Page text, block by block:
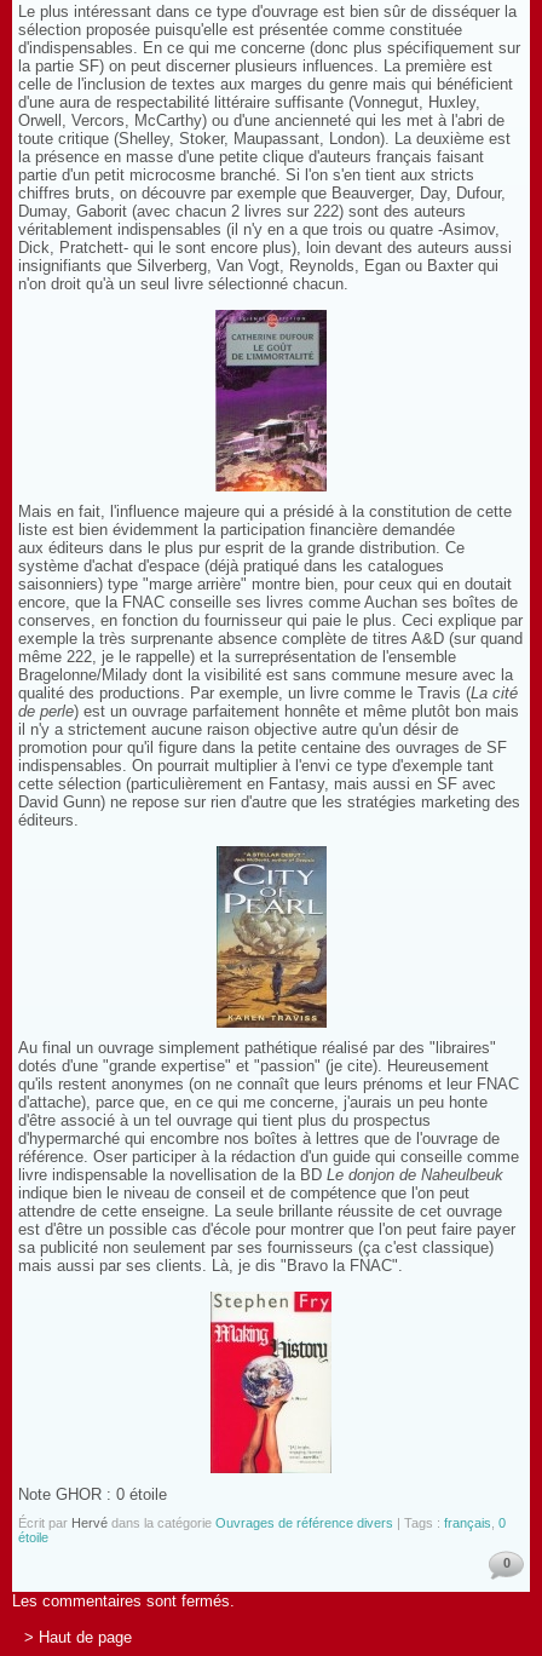
Le plus intéressant dans ce type d'ouvrage est bien sûr de disséquer la
sélection proposée puisqu'elle est présentée comme constituée
d'indispensables. En ce qui me concerne (donc plus spécifiquement sur
la partie SF) on peut discerner plusieurs influences. La première est
celle de l'inclusion de textes aux marges du genre mais qui bénéficient
d'une aura de respectabilité littéraire suffisante (Vonnegut, Huxley,
Orwell, Vercors, McCarthy) ou d'une ancienneté qui les met à l'abri de
toute critique (Shelley, Stoker, Maupassant, London). La deuxième est
la présence en masse d'une petite clique d'auteurs français faisant
partie d'un petit microcosme branché. Si l'on s'en tient aux stricts
chiffres bruts, on découvre par exemple que Beauverger, Day, Dufour,
Dumay, Gaborit (avec chacun 2 livres sur 222) sont des auteurs
véritablement indispensables (il n'y en a que trois ou quatre -Asimov,
Dick, Pratchett- qui le sont encore plus), loin devant des auteurs aussi
insignifiants que Silverberg, Van Vogt, Reynolds, Egan ou Baxter qui
n'on droit qu'à un seul livre sélectionné chacun.
Mais en fait, l'influence majeure qui a présidé à la constitution de cette
liste est bien évidemment la participation financière demandée
aux éditeurs dans le plus pur esprit de la grande distribution. Ce
système d'achat d'espace (déjà pratiqué dans les catalogues
saisonniers) type "marge arrière" montre bien, pour ceux qui en doutait
encore, que la FNAC conseille ses livres comme Auchan ses boîtes de
conserves, en fonction du fournisseur qui paie le plus. Ceci explique par
exemple la très surprenante absence complète de titres A&D (sur quand
même 222, je le rappelle) et la surreprésentation de l'ensemble
Bragelonne/Milady dont la visibilité est sans commune mesure avec la
qualité des productions. Par exemple, un livre comme le Travis (La cité
de perle) est un ouvrage parfaitement honnête et même plutôt bon mais
il n'y a strictement aucune raison objective autre qu'un désir de
promotion pour qu'il figure dans la petite centaine des ouvrages de SF
indispensables. On pourrait multiplier à l'envi ce type d'exemple tant
cette sélection (particulièrement en Fantasy, mais aussi en SF avec
David Gunn) ne repose sur rien d'autre que les stratégies marketing des
éditeurs.
Au final un ouvrage simplement pathétique réalisé par des "libraires"
dotés d'une "grande expertise" et "passion" (je cite). Heureusement
qu'ils restent anonymes (on ne connaît que leurs prénoms et leur FNAC
d'attache), parce que, en ce qui me concerne, j'aurais un peu honte
d'être associé à un tel ouvrage qui tient plus du prospectus
d'hypermarché qui encombre nos boîtes à lettres que de l'ouvrage de
référence. Oser participer à la rédaction d'un guide qui conseille comme
livre indispensable la novellisation de la BD Le donjon de Naheulbeuk
indique bien le niveau de conseil et de compétence que l'on peut
attendre de cette enseigne. La seule brillante réussite de cet ouvrage
est d'être un possible cas d'école pour montrer que l'on peut faire payer
sa publicité non seulement par ses fournisseurs (ça c'est classique)
mais aussi par ses clients. Là, je dis "Bravo la FNAC".
Note GHOR : 0 étoile
Écrit par Hervé dans la catégorie Ouvrages de référence divers | Tags : français 0
étoile
0
Les commentaires sont fermés.
> Haut de page